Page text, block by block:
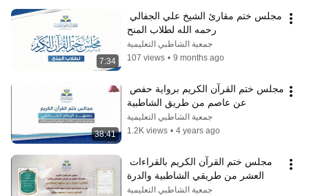
7:34
رحمه الله لطلاب المنح
جمعية الشاطبي التعليمية
107 views • 9 months ago
38:41
عن عاصم من طريق الشاطبية
جمعية الشاطبي التعليمية
1.2K views • 4 years ago
العشر من طريقي الشاطبية والدرة
جمعية الشاطبي التعليمية